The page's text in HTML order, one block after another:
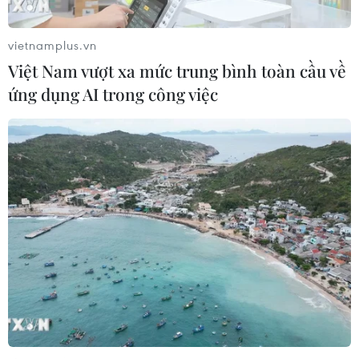
TIN LIÊN QUAN
vietnamplus.vn
Việt Nam vượt xa mức trung bình toàn cầu về
ứng dụng AI trong công việc